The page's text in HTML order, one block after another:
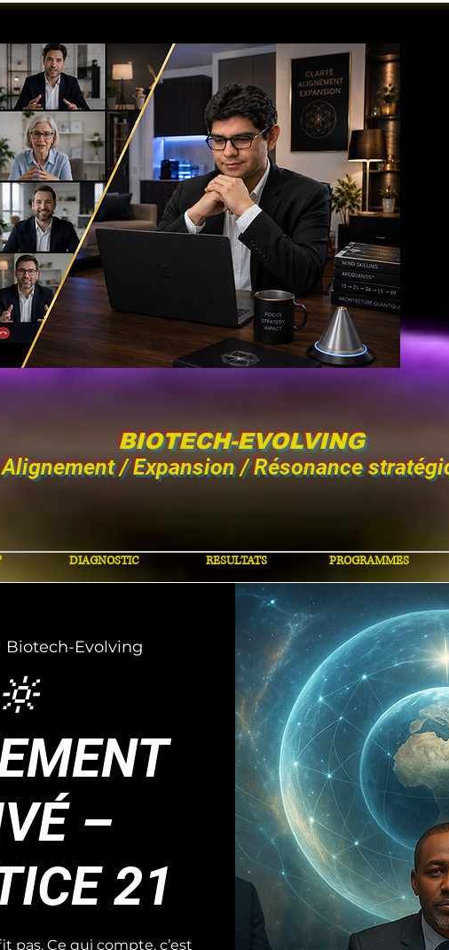
BIOTECH-EVOLVING
Alignement / Expansion / Résonance
DIAGNOSTIC RESULTATS PROGRAMMES
Biotech-Evolving
🔆
–
21
pas. Ce qui compte, c’est